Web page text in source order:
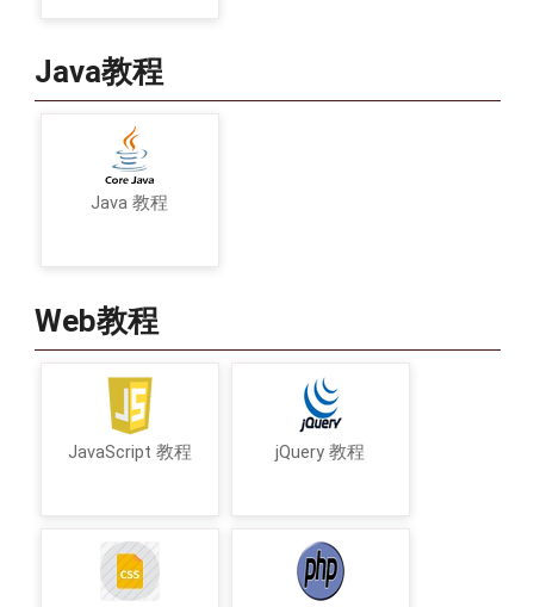
Java教程
Java 教程
Web教程
JavaScript 教程 jQuery 教程